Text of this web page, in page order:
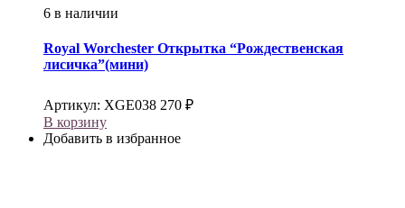
6 в наличии
Royal Worchester Открытка “Рождественская
лисичка”(мини)
Артикул: XGE038 270 ₽
В корзину
Добавить в избранное